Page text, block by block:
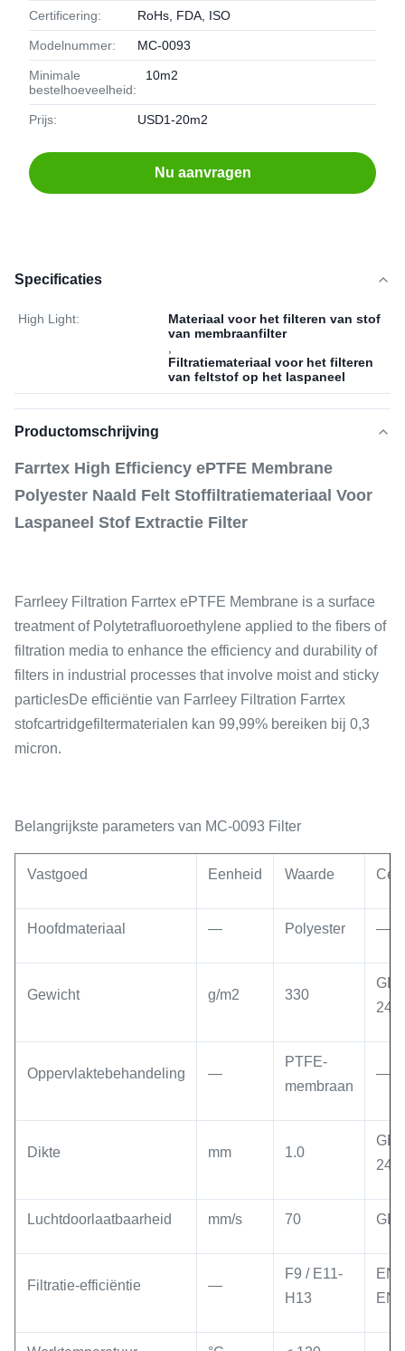
Certificering: RoHs, FDA, ISO
Modelnummer: MC-0093
Minimale
bestelhoeveelheid:
10m2
Prijs: USD1-20m2
Nu aanvragen
Specificaties
High Light:
Materiaal voor het filteren van stof
van membraanfilter
Filtratiemateriaal voor het filteren
van feltstof op het laspaneel
Productomschrijving
Farrtex High Efficiency ePTFE Membrane
Polyester Naald Felt Stoffiltratiemateriaal Voor
Laspaneel Stof Extractie Filter
Farrleey Filtration Farrtex ePTFE Membrane is a surface
treatment of Polytetrafluoroethylene applied to the fibers of
filtration media to enhance the efficiency and durability of
filters in industrial processes that involve moist and sticky
particlesDe efficiëntie van Farrleey Filtration Farrtex
stofcartridgefiltermaterialen kan 99,99% bereiken bij 0,3
micron.
Belangrijkste parameters van MC-0093 Filter
Vastgoed Eenheid Waarde
Hoofdmateriaal — Polyester —
Gewicht g/m2 330
GB/
Oppervlaktebehandeling —
PTFE-
membraan
—
Dikte mm 1.0
GB/
Luchtdoorlaatbaarheid mm/s 70 GB/
Filtratie-efficiëntie —
F9 / E11-
H13
EN
EN